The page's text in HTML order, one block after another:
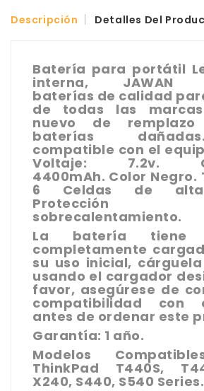
Descripción Detalles Del
Batería para portátil
interna, JAWAN
baterías de calidad
de todas las
nuevo de
baterías
compatible con el
Voltaje: 7.2v.
4400mAh. Color Negro.
6 Celdas de alta
sobrecalentamiento.
La batería tiene
completamente
su uso inicial,
usando el cargador
favor, asegúrese de
compatibilidad con
antes de ordenar este
Garantía: 1 año.
Modelos
ThinkPad T440S,
X240, S440, S540 Series.